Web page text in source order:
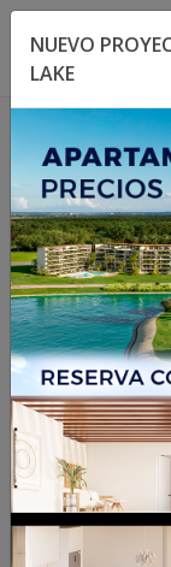
Toggle
1/10
NUEVO
LAKE